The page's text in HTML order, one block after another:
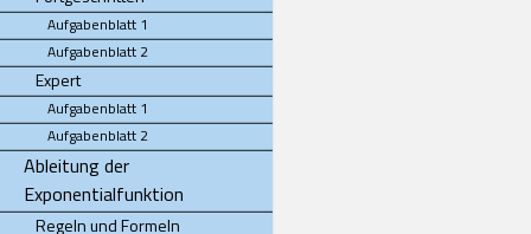
Aufgabenblatt 1
Aufgabenblatt 2
Expert
Aufgabenblatt 1
Aufgabenblatt 2
Ableitung der
Exponentialfunktion
Regeln und Formeln